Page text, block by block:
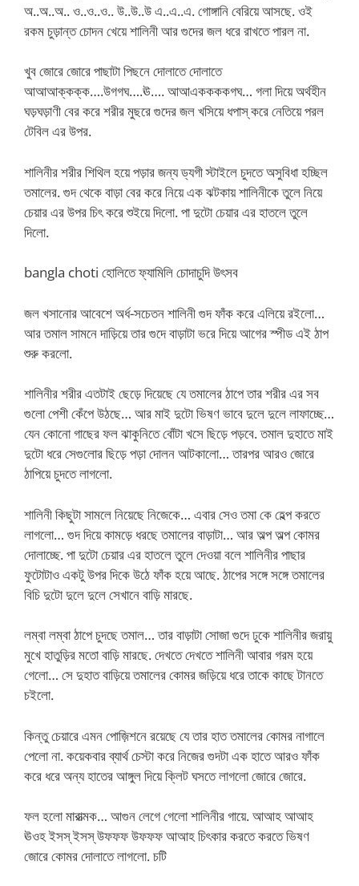
অ..অ..অ.. ও..ও..ও.. উ..উ..উ এ..এ..এ. গোঙ্গানি বেরিয়ে আসছে. ওই
রকম চুড়ান্ত চোদন খেয়ে শালিনী আর গুদের জল ধরে রাখতে পারল না.
খুব জোরে জোরে পাছাটা পিছনে দোলাতে দোলাতে
আআআক্কক্ক….উগগঘ….ঊ…. আআএককককগঘ… গলা দিয়ে অর্থহীন
ঘড়ঘড়াণী বের করে শরীর মুছরে গুদের জল খসিয়ে ধপাস্ করে নেতিয়ে পরল
টেবিল এর উপর.
শালিনীর শরীর শিথিল হয়ে পড়ার জন্য ড্যগী স্টাইলে চুদতে অসুবিধা হচ্ছিল
তমালের. গুদ থেকে বাড়া বের করে নিয়ে এক ঝটকায় শালিনীকে তুলে নিয়ে
চেয়ার এর উপর চিৎ করে শুইয়ে দিলো. পা দুটো চেয়ার এর হাতলে তুলে
দিলো.
bangla choti হোলিতে ফ্যামিলি চোদাচুদি উৎসব
জল খসানোর আবেশে অর্ধ-সচেতন শালিনী গুদ ফাঁক করে এলিয়ে রইলো…
আর তমাল সামনে দাড়িয়ে তার গুদে বাড়াটা ভরে দিয়ে আগের স্পীড এই ঠাপ
শুরু করলো.
শালিনীর শরীর এতটাই ছেড়ে দিয়েছে যে তমালের ঠাপে তার শরীর এর সব
গুলো পেশী কেঁপে উঠছে… আর মাই দুটো ভিষণ ভাবে দুলে দুলে লাফাচ্ছে…
যেন কোনো গাছের ফল ঝাকুনিতে বোঁটা খসে ছিড়ে পড়বে. তমাল দুহাতে মাই
দুটো ধরে সেগুলোর ছিড়ে পড়া দোলন আটকালো… তারপর আরও জোরে
ঠাপিয়ে চুদতে লাগলো.
শালিনী কিছুটা সামলে নিয়েছে নিজেকে… এবার সেও তমা কে হেল্প করতে
লাগলো… গুদ দিয়ে কামড়ে ধরছে তমালের বাড়াটা… আর অল্প অল্প কোমর
দোলাচ্ছে. পা দুটো চেয়ার এর হাতলে তুলে দেওয়া বলে শালিনীর পাছার
ফুটোটাও একটু উপর দিকে উঠে ফাঁক হয়ে আছে. ঠাপের সঙ্গে সঙ্গে তমালের
বিচি দুটো দুলে দুলে সেখানে বাড়ি মারছে.
লম্বা লম্বা ঠাপে চুদছে তমাল… তার বাড়াটা সোজা গুদে ঢুকে শালিনীর জরায়ু
মুখে হাতুড়ির মতো বাড়ি মারছে. দেখতে দেখতে শালিনী আবার গরম হয়ে
গেলো… সে দুহাত বাড়িয়ে তমালের কোমর জড়িয়ে ধরে তাকে কাছে টানতে
চইলো.
কিন্তু চেয়ারে এমন পোজ়িশনে রয়েছে যে তার হাত তমালের কোমর নাগালে
পেলো না. কয়েকবার ব্যার্থ চেস্টা করে নিজের গুদটা এক হাতে আরও ফাঁক
করে ধরে অন্য হাতের আঙ্গুল দিয়ে ক্লিট ঘসতে লাগলো জোরে জোরে.
ফল হলো মারাত্মক… আগুন লেগে গেলো শালিনীর গায়ে. আআহ আআহ
ঊওহ ইসস্ ইসস্ উফফফ উফফফ আআহ চিৎকার করতে করতে ভিষণ
জোরে কোমর দোলাতে লাগলো. চটি